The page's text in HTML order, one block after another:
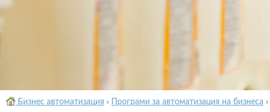
Бизнес автоматизация › Програми за автоматизация на бизнеса ›